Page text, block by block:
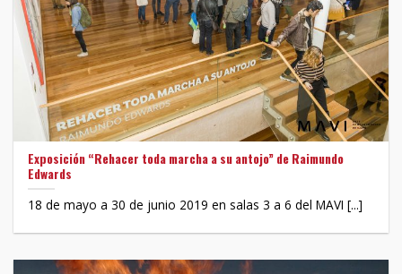
Exposición “Rehacer toda marcha a su antojo” de Raimundo
Edwards
18 de mayo a 30 de junio 2019 en salas 3 a 6 del MAVI [...]